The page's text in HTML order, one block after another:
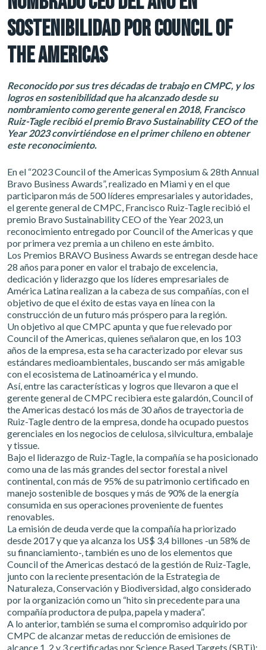
SOSTENIBILIDAD POR COUNCIL OF
THE AMERICAS
Reconocido por sus tres décadas de trabajo en CMPC, y los
logros en sostenibilidad que ha alcanzado desde su
nombramiento como gerente general en 2018, Francisco
Ruiz-Tagle recibió el premio Bravo Sustainability CEO of the
Year 2023 convirtiéndose en el primer chileno en obtener
este reconocimiento.
En el “2023 Council of the Americas Symposium & 28th Annual
Bravo Business Awards”, realizado en Miami y en el que
participaron más de 500 líderes empresariales y autoridades,
el gerente general de CMPC, Francisco Ruiz-Tagle recibió el
premio Bravo Sustainability CEO of the Year 2023, un
reconocimiento entregado por Council of the Americas y que
por primera vez premia a un chileno en este ámbito.
Los Premios BRAVO Business Awards se entregan desde hace
28 años para poner en valor el trabajo de excelencia,
dedicación y liderazgo que los líderes empresariales de
América Latina realizan a la cabeza de sus compañías, con el
objetivo de que el éxito de estas vaya en línea con la
construcción de un futuro más próspero para la región.
Un objetivo al que CMPC apunta y que fue relevado por
Council of the Americas, quienes señalaron que, en los 103
años de la empresa, esta se ha caracterizado por elevar sus
estándares medioambientales, buscando ser más amigable
con el ecosistema de Latinoamérica y el mundo.
Así, entre las características y logros que llevaron a que el
gerente general de CMPC recibiera este galardón, Council of
the Americas destacó los más de 30 años de trayectoria de
Ruiz-Tagle dentro de la empresa, donde ha ocupado puestos
gerenciales en los negocios de celulosa, silvicultura, embalaje
y tissue.
Bajo el liderazgo de Ruiz-Tagle, la compañía se ha posicionado
como una de las más grandes del sector forestal a nivel
continental, con más de 95% de su patrimonio certificado en
manejo sostenible de bosques y más de 90% de la energía
consumida en sus operaciones proveniente de fuentes
renovables.
La emisión de deuda verde que la compañía ha priorizado
desde 2017 y que ya alcanza los US$ 3,4 billones -un 58% de
su financiamiento-, también es uno de los elementos que
Council of the Americas destacó de la gestión de Ruiz-Tagle,
junto con la reciente presentación de la Estrategia de
Naturaleza, Conservación y Biodiversidad, algo considerado
por la organización como un “hito sin precedente para una
compañía productora de pulpa, papela y madera”.
A lo anterior, también se suma el compromiso adquirido por
CMPC de alcanzar metas de reducción de emisiones de
alcance 1, 2 y 3 certificadas por Science Based Targets (SBTi);